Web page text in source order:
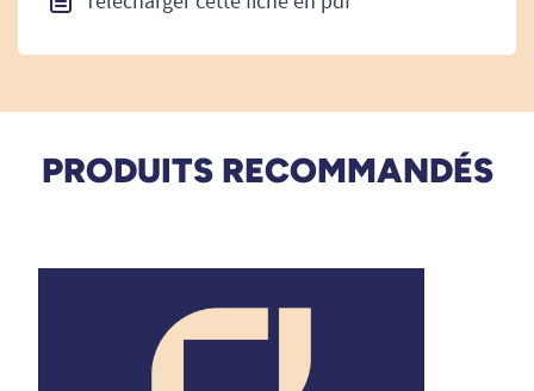
PRODUITS RECOMMANDÉS